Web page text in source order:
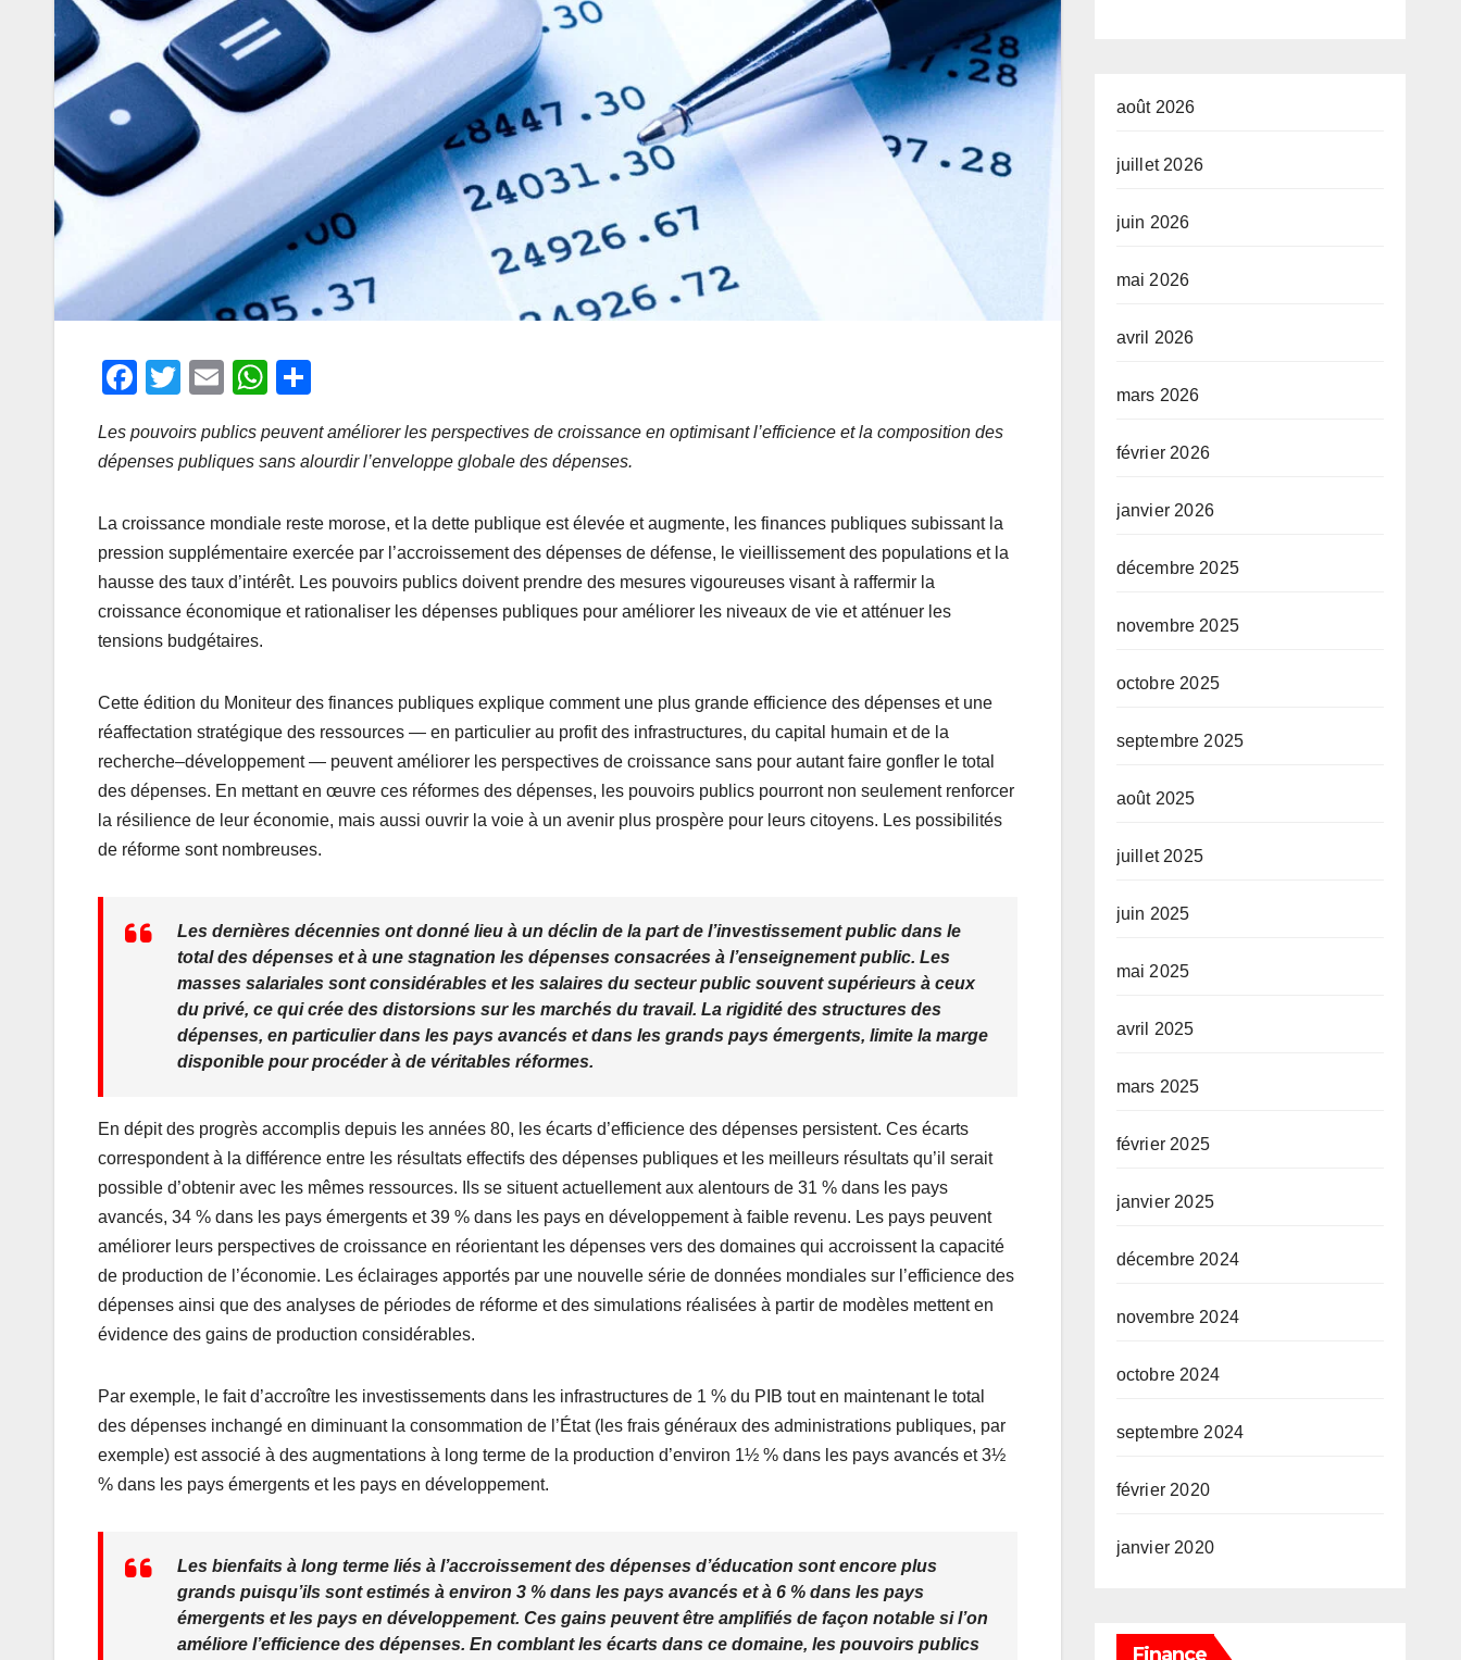
F
c
b
o
o
k
T
tt
E
ail
W
at
A
p
p
ta
er
Les pouvoirs publics peuvent améliorer les perspectives de croissance en optimisant l’efficience et la composition des
dépenses publiques sans alourdir l’enveloppe globale des dépenses.
La croissance mondiale reste morose, et la dette publique est élevée et augmente, les finances publiques subissant la
pression supplémentaire exercée par l’accroissement des dépenses de défense, le vieillissement des populations et la
hausse des taux d’intérêt. Les pouvoirs publics doivent prendre des mesures vigoureuses visant à raffermir la
croissance économique et rationaliser les dépenses publiques pour améliorer les niveaux de vie et atténuer les
tensions budgétaires.
Cette édition du Moniteur des finances publiques explique comment une plus grande efficience des dépenses et une
réaffectation stratégique des ressources — en particulier au profit des infrastructures, du capital humain et de la
recherche–développement — peuvent améliorer les perspectives de croissance sans pour autant faire gonfler le total
des dépenses. En mettant en œuvre ces réformes des dépenses, les pouvoirs publics pourront non seulement renforcer
la résilience de leur économie, mais aussi ouvrir la voie à un avenir plus prospère pour leurs citoyens. Les possibilités
de réforme sont nombreuses.
Les dernières décennies ont donné lieu à un déclin de la part de l’investissement public dans le
total des dépenses et à une stagnation les dépenses consacrées à l’enseignement public. Les
masses salariales sont considérables et les salaires du secteur public souvent supérieurs à ceux
du privé, ce qui crée des distorsions sur les marchés du travail. La rigidité des structures des
dépenses, en particulier dans les pays avancés et dans les grands pays émergents, limite la marge
disponible pour procéder à de véritables réformes.
En dépit des progrès accomplis depuis les années 80, les écarts d’efficience des dépenses persistent. Ces écarts
correspondent à la différence entre les résultats effectifs des dépenses publiques et les meilleurs résultats qu’il serait
possible d’obtenir avec les mêmes ressources. Ils se situent actuellement aux alentours de 31 % dans les pays
avancés, 34 % dans les pays émergents et 39 % dans les pays en développement à faible revenu. Les pays peuvent
améliorer leurs perspectives de croissance en réorientant les dépenses vers des domaines qui accroissent la capacité
de production de l’économie. Les éclairages apportés par une nouvelle série de données mondiales sur l’efficience des
dépenses ainsi que des analyses de périodes de réforme et des simulations réalisées à partir de modèles mettent en
évidence des gains de production considérables.
Par exemple, le fait d’accroître les investissements dans les infrastructures de 1 % du PIB tout en maintenant le total
des dépenses inchangé en diminuant la consommation de l’État (les frais généraux des administrations publiques, par
exemple) est associé à des augmentations à long terme de la production d’environ 1½ % dans les pays avancés et 3½
% dans les pays émergents et les pays en développement.
Les bienfaits à long terme liés à l’accroissement des dépenses d’éducation sont encore plus
grands puisqu’ils sont estimés à environ 3 % dans les pays avancés et à 6 % dans les pays
émergents et les pays en développement. Ces gains peuvent être amplifiés de façon notable si l’on
améliore l’efficience des dépenses. En comblant les écarts dans ce domaine, les pouvoirs publics
développeme
nt de l’Union
africaine–
Nouveau
Partenariat
pour le
développeme
nt de l’Afrique
t
août 2026
juillet 2026
juin 2026
mai 2026
avril 2026
mars 2026
février 2026
janvier 2026
décembre 2025
novembre 2025
octobre 2025
septembre 2025
août 2025
juillet 2025
juin 2025
mai 2025
avril 2025
mars 2025
février 2025
janvier 2025
décembre 2024
novembre 2024
octobre 2024
septembre 2024
février 2020
janvier 2020
Finance